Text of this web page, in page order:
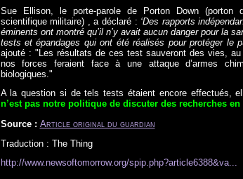
Sue Ellison, le porte-parole de Porton Down (porton
scientifique militaire) , a déclaré : ‘Des rapports
éminents ont montré qu’il n’y avait aucun danger pour la
tests etépandages qui ont été réalisés pour protéger le
ajouté : "Les résultats de ces test sauveront des vies,
nos forces feraient face à une attaque d’armes
biologiques."
A la question si de tels tests étaient encore effectués,
n’est pas notre politique de discuter des recherches
Source : Article original du guardian
Traduction : The Thing
http://www.newsoftomorrow.org/spip.php?article6388&va...